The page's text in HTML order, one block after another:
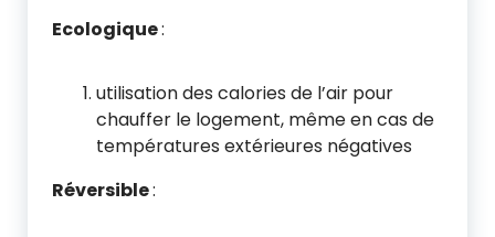
Ecologique:
utilisation des calories de l’air pour
chauffer le logement, même en cas de
températures extérieures négatives
Réversible: